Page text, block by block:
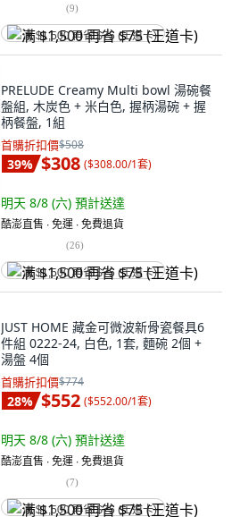
(9)
满 $1,500 再省 $75 (王道卡)
PRELUDE Creamy Multi bowl 湯碗餐
盤組, 木炭色 + 米白色, 握柄湯碗 + 握
柄餐盤, 1組
首購折扣價$508
39% $308 ($308.00/1套)
明天 8/8 (六) 預計送達
酷澎直售 ∙ 免運 ∙ 免費退貨
(26)
满 $1,500 再省 $75 (王道卡)
JUST HOME 藏金可微波新骨瓷餐具6
件組 0222-24, 白色, 1套, 麵碗 2個 +
湯盤 4個
首購折扣價$774
28% $552 ($552.00/1套)
明天 8/8 (六) 預計送達
酷澎直售 ∙ 免運 ∙ 免費退貨
(7)
满 $1,500 再省 $75 (王道卡)